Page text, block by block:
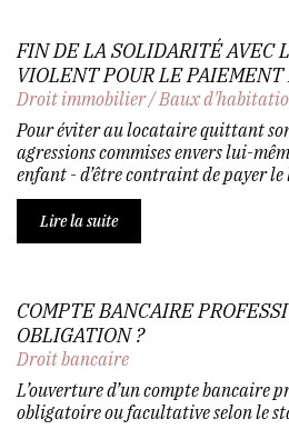
FIN DE LA SOLIDARITÉ AVEC
VIOLENT POUR LE PAIEMENT
Droit immobilier/Baux
Pour éviter au locataire quittant
agressions commises envers lui-
enfant - d’être contraint de payer le
Lire la suite
COMPTE BANCAIRE
OBLIGATION ?
Droit bancaire
L’ouverture d’un compte bancaire
obligatoire ou facultative selon le